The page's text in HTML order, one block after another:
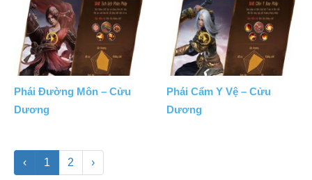
Phái Đường Môn – Cửu
Dương
Phái Cẩm Y Vệ – Cửu
Dương
‹ 1 2 ›